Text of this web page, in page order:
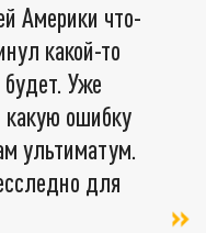
Америки что-
какой-то
Уже
какую ошибку
ультиматум.
для